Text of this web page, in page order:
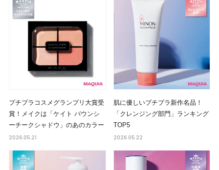
プチプラコスメグランプリ大賞受
賞！メイクは「ケイト バウンシ
ーチークシャドウ」のあのカラー
2026.05.21
肌に優しいプチプラ新作名品！
「クレンジング部門」ランキング
TOP5
2026.05.22